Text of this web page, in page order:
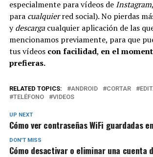
especialmente para vídeos de Instagram
para cualquierred social). No pierdas
ydescargacualquier aplicación de las
mencionamos previamente, para que
tus vídeos con facilidad, en el
prefieras.
RELATED TOPICS: ANDROID CORTAR
TELÉFONO
VIDEOS
UP NEXT
Cómo ver contraseñas WiFi guardadas
DON'T MISS
Cómo desactivar o eliminar una cuenta